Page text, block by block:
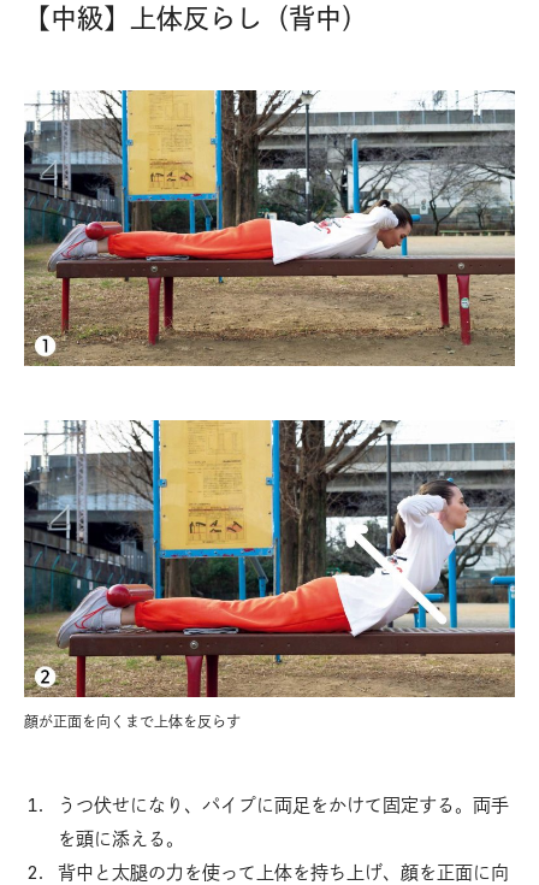
【中級】上体反らし（背中）
顔が正面を向くまで上体を反らす
うつ伏せになり、パイプに両足をかけて固定する。両手
を頭に添える。
背中と太腿の力を使って上体を持ち上げ、顔を正面に向